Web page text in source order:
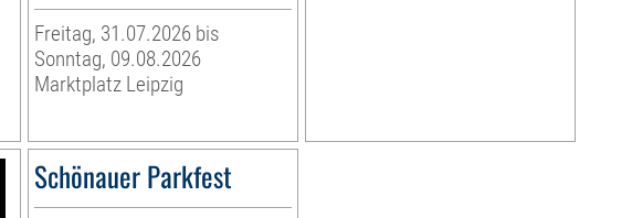
Freitag, 31.07.2026 bis
Sonntag, 09.08.2026
Marktplatz Leipzig
Schönauer Parkfest